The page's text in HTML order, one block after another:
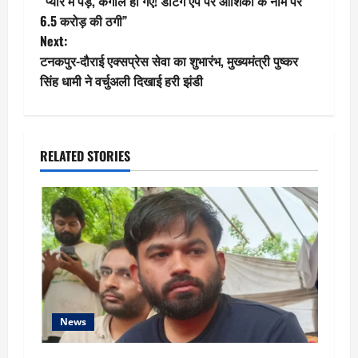
o
s
t
a
v
i
g
a
t
6.5 करोड़ की ठगी”
Next:
टनकपुर-दौराई एक्सप्रेस सेवा का शुभारंभ, मुख्यमंत्री पुष्कर
सिंह धामी ने वर्चुअली दिखाई हरी झंडी
RELATED STORIES
News